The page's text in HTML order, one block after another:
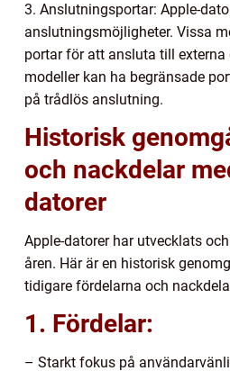
3. Anslutningsportar: Apple-
anslutningsmöjligheter. Vissa
portar för att ansluta till externa
modeller kan ha begränsade
på trådlös anslutning.
Historisk
och nackdelar
datorer
Apple-datorer har utvecklats
åren. Här är en historisk
tidigare fördelarna och
1. Fördelar:
– Starkt fokus på